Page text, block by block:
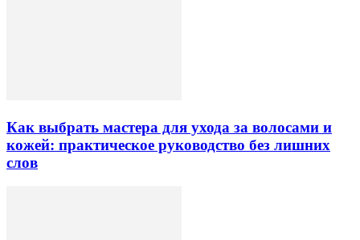
Как выбрать мастера для ухода за волосами и
кожей: практическое руководство без лишних
слов